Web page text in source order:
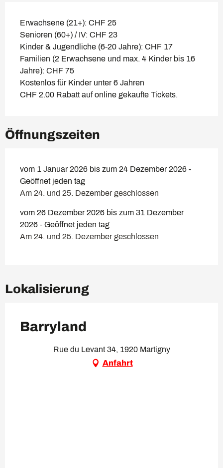
Erwachsene (21+): CHF 25
Senioren (60+) / IV: CHF 23
Kinder & Jugendliche (6-20 Jahre): CHF 17
Familien (2 Erwachsene und max. 4 Kinder bis 16
Jahre): CHF 75
Kostenlos für Kinder unter 6 Jahren
CHF 2.00 Rabatt auf online gekaufte Tickets.
Öffnungszeiten
vom 1 Januar 2026 bis zum 24 Dezember 2026 -
Geöffnet jeden tag
Am 24. und 25. Dezember geschlossen
vom 26 Dezember 2026 bis zum 31 Dezember
2026 - Geöffnet jeden tag
Am 24. und 25. Dezember geschlossen
Lokalisierung
Barryland
Rue du Levant 34, 1920 Martigny
Anfahrt